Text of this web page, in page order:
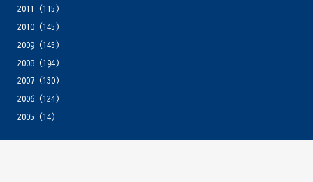
2011
(115)
2010(145)
2009(145)
2008(194)
2007(130)
2006(124)
2005 (14)